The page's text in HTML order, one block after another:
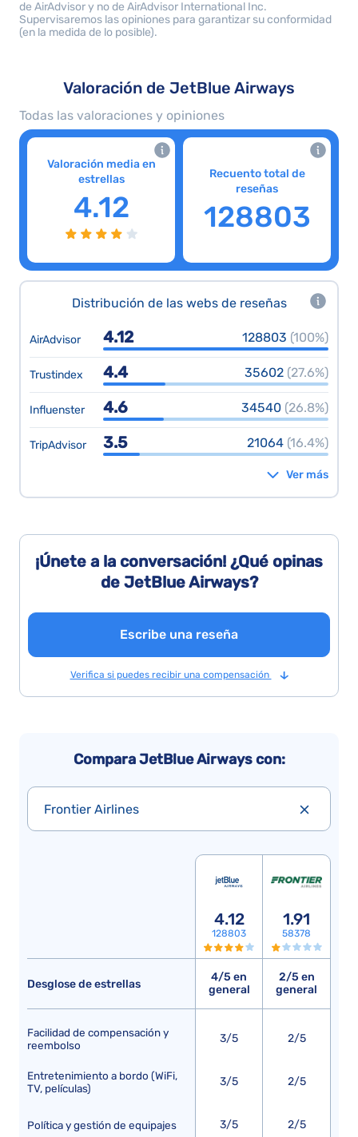
de AirAdvisor y no de AirAdvisor International Inc.
Supervisaremos las opiniones para garantizar su conformidad
(en la medida de lo posible).
Valoración de JetBlue Airways
Todas las valoraciones y opiniones
Valoración media en
estrellas
4.12
Recuento total de
reseñas
128803
Distribución de las webs de reseñas
AirAdvisor 4.12 128803 (100%)
Trustindex 4.4 35602 (27.6%)
Influenster 4.6 34540 (26.8%)
TripAdvisor 3.5 21064 (16.4%)
Ver más
¡Únete a la conversación! ¿Qué opinas
de JetBlue Airways?
Escribe una reseña
Verifica si puedes recibir una compensación
Compara JetBlue Airways con:
Frontier Airlines
Desglose de estrellas
Facilidad de compensación y
reembolso
Entretenimiento a bordo (WiFi,
TV, películas)
Política y gestión de equipajes
4.12
128803
4/5 en
general
3/5
3/5
3/5
1.91
58378
2/5 en
general
2/5
2/5
2/5